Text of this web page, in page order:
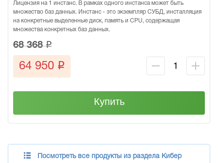
Лицензия на 1 инстанс. В рамках одного инстанса может быть
множество баз данных. Инстанс - это экземпляр СУБД, инсталляция
на конкретные выделенные диск, память и CPU, содержащая
множества конкретных баз данных.
68 368q
64 950 q
Купить
Посмотреть все продукты из раздела Кибер